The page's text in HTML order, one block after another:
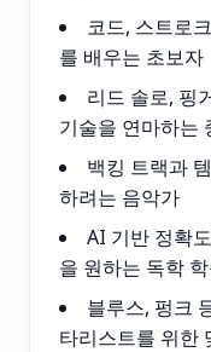
코드, 스트로
를 배우는 초보자
리드 솔로, 핑
기술을 연마하는
백킹 트랙과
하려는 음악가
AI 기반 정확
을 원하는 독학
블루스, 펑크
타리스트를 위한